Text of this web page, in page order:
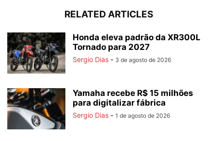
RELATED ARTICLES
Honda eleva padrão da XR300L
Tornado para 2027
Sergio Dias - 3 de agosto de 2026
Yamaha recebe R$ 15 milhões
para digitalizar fábrica
Sergio Dias - 1 de agosto de 2026